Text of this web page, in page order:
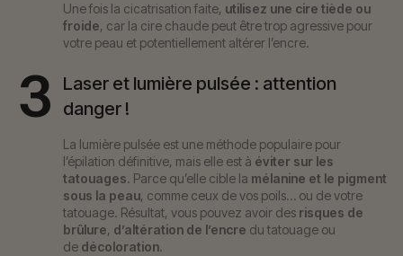
Une fois la cicatrisation faite, utilisez une cire tiède ou
froide, car la cire chaude peut être trop agressive pour
votre peau et potentiellement altérer l’encre.
3
Laser et lumière pulsée : attention
danger !
La lumière pulsée est une méthode populaire pour
l’épilation définitive, mais elle est à éviter sur les
tatouages. Parce qu’elle cible la mélanine et le pigment
sous la peau, comme ceux de vos poils… ou de votre
tatouage. Résultat, vous pouvez avoir des risques de
brûlure, d’altération de l’encre du tatouage ou
de décoloration.